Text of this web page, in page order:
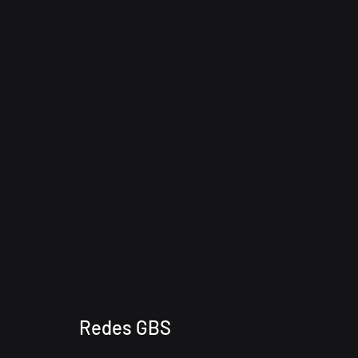
Redes GBS